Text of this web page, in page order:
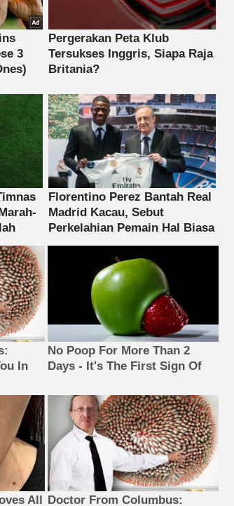
In
No Poop For More Than 2
Days - It's The First Sign Of
All Doctor From Columbus: